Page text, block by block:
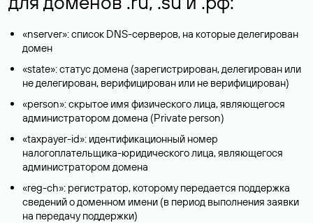
«nserver»: список DNS-серверов, на которые делегирован
домен
«state»: статус домена (зарегистрирован, делегирован или
не делегирован, верифицирован или не верифицирован)
«person»: скрытое имя физического лица, являющегося
администратором домена (Privatе person)
«taxpayer-id»: идентификационный номер
налогоплательщика-юридического лица, являющегося
администратором домена
«reg-ch»: регистратор, которому передается поддержка
сведений о доменном имени (в период выполнения заявки
на передачу поддержки)